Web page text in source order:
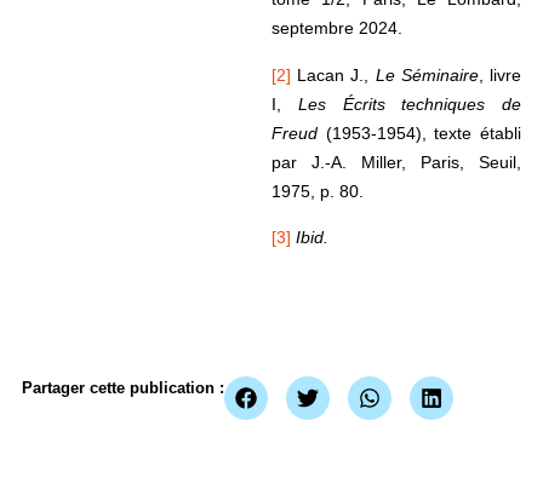
septembre 2024.
[2] Lacan J., Le Séminaire, livre
I, Les Écrits techniques de
Freud (1953-1954), texte établi
par J.-A. Miller, Paris, Seuil,
1975, p. 80.
[3] Ibid.
Partager cette publication :